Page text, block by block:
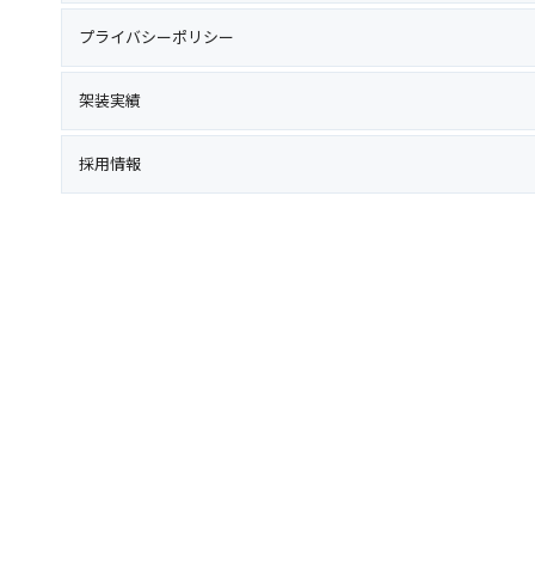
プライバシーポリシー
架装実績
採用情報